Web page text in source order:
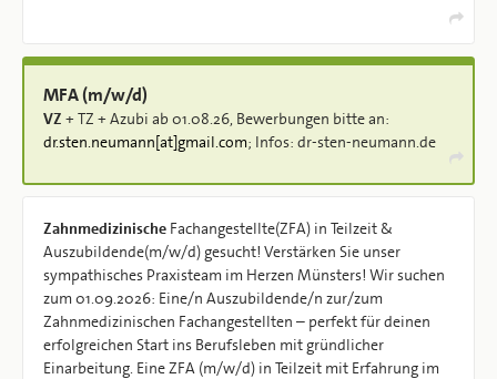
MFA (m/w/d)
VZ + TZ + Azubi ab 01.08.26, Bewerbungen bitte an:
dr.sten.neumann[at]gmail.com; Infos: dr-sten-neumann.de
ZahnmedizinischeFachangestellte(ZFA) in Teilzeit &
Auszubildende(m/w/d) gesucht! Verstärken Sie unser
sympathisches Praxisteam im Herzen Münsters! Wir suchen
zum 01.09.2026: Eine/n Auszubildende/n zur/zum
Zahnmedizinischen Fachangestellten – perfekt für deinen
erfolgreichen Start ins Berufsleben mit gründlicher
Einarbeitung. Eine ZFA (m/w/d) in Teilzeit mit Erfahrung im